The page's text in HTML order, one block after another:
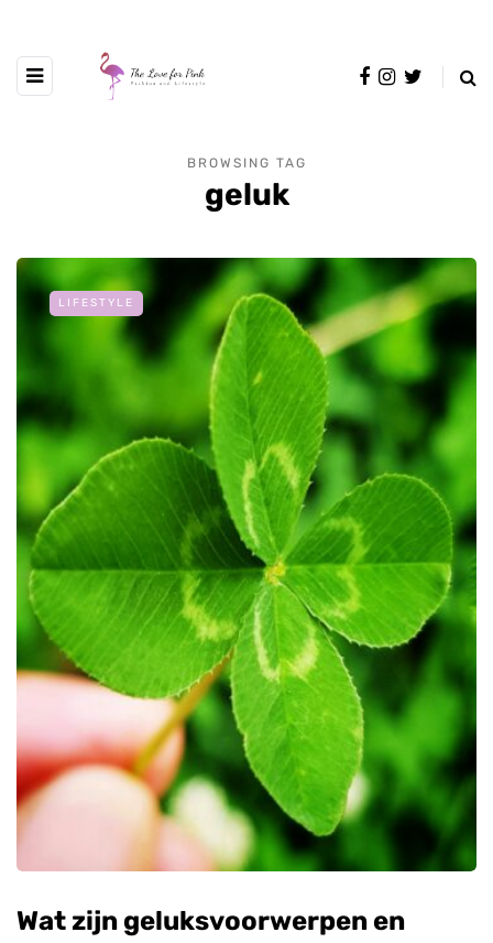
BROWSING TAG
geluk
LIFESTYLE
Wat zijn geluksvoorwerpen en